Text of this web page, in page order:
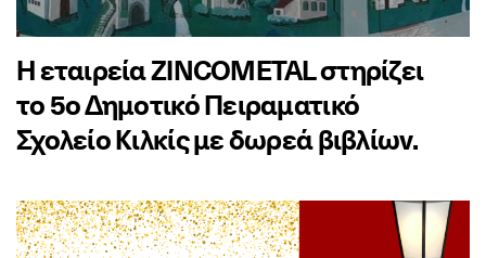
Η εταιρεία ZINCOMETAL στηρίζει
το 5ο Δημοτικό Πειραματικό
Σχολείο Κιλκίς με δωρεά βιβλίων.